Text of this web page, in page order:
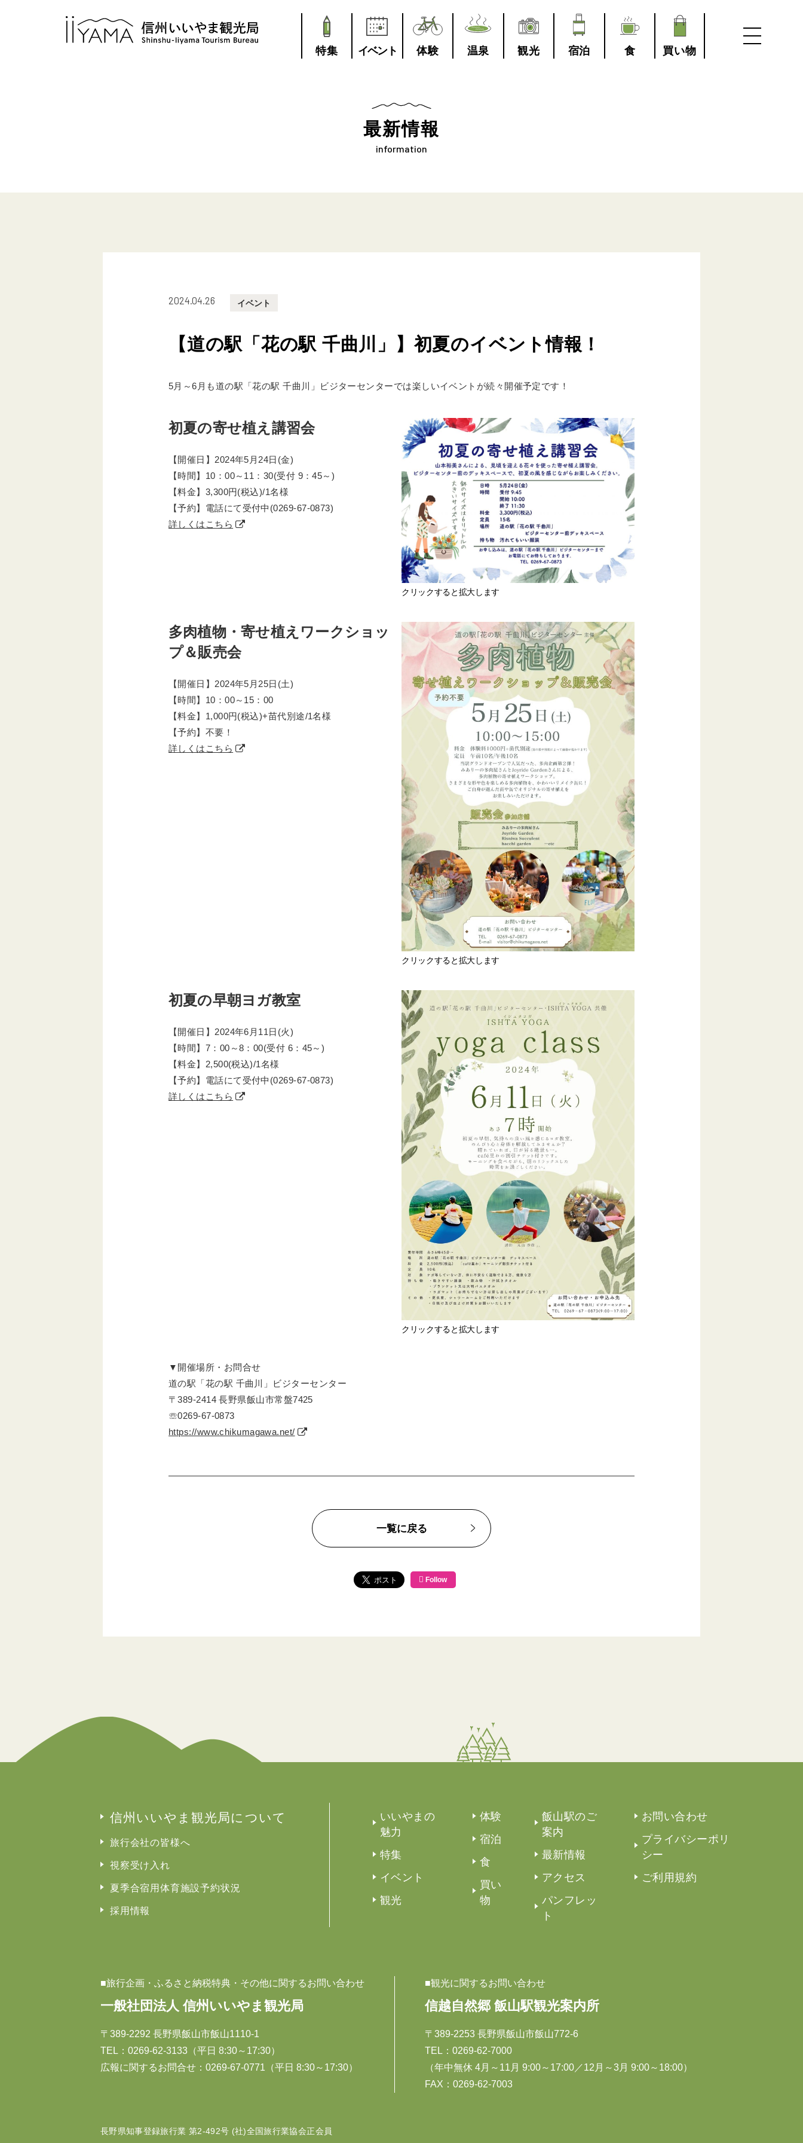
特集 イベント 体験 温泉 観光 宿泊 食 買い物
最新情報
information
2024.04.26 イベント
【道の駅「花の駅 千曲川」】初夏のイベント情報！
5月～6月も道の駅「花の駅 千曲川」ビジターセンターでは楽しいイベントが続々開催予定です！
初夏の寄せ植え講習会
【開催日】2024年5月24日(金)
【時間】10：00～11：30(受付 9：45～)
【料金】3,300円(税込)/1名様
【予約】電話にて受付中(0269-67-0873)
詳しくはこちら
クリックすると拡大します
多肉植物・寄せ植えワークショッ
プ＆販売会
【開催日】2024年5月25日(土)
【時間】10：00～15：00
【料金】1,000円(税込)+苗代別途/1名様
【予約】不要！
詳しくはこちら
クリックすると拡大します
初夏の早朝ヨガ教室
【開催日】2024年6月11日(火)
【時間】7：00～8：00(受付 6：45～)
【料金】2,500(税込)/1名様
【予約】電話にて受付中(0269-67-0873)
詳しくはこちら
クリックすると拡大します
▼開催場所・お問合せ
道の駅「花の駅 千曲川」ビジターセンター
〒389-2414 長野県飯山市常盤7425
☏0269-67-0873
https://www.chikumagawa.net/
一覧に戻る
Follow
信州いいやま観光局について
旅行会社の皆様へ
視察受け入れ
夏季合宿用体育施設予約状況
採用情報
いいやまの
魅力
特集
イベント
観光
体験
宿泊
食
買い
物
飯山駅のご
案内
最新情報
アクセス
パンフレッ
ト
お問い合わせ
プライバシーポリ
シー
ご利用規約
■旅行企画・ふるさと納税特典・その他に関するお問い合わせ
一般社団法人 信州いいやま観光局
〒389-2292 長野県飯山市飯山1110-1
TEL： 0269-62-3133 （平日 8:30～17:30）
広報に関するお問合せ：0269-67-0771（平日 8:30～17:30）
■観光に関するお問い合わせ
信越自然郷 飯山駅観光案内所
〒389-2253 長野県飯山市飯山772-6
TEL： 0269-62-7000
（年中無休 4月～11月 9:00～17:00／12月～3月 9:00～18:00）
FAX：0269-62-7003
長野県知事登録旅行業 第2-492号 (社)全国旅行業協会正会員